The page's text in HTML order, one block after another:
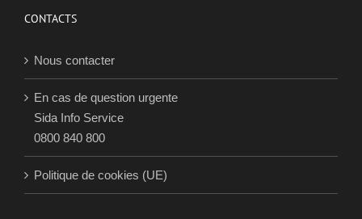
CONTACTS
Nous contacter
En cas de question urgente
Sida Info Service
0800 840 800
Politique de cookies (UE)